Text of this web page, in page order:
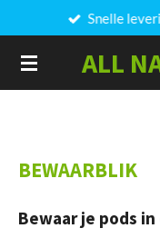
direct
naar
ALL
Snelle
BEWAARBLIK
Bewaar je pods